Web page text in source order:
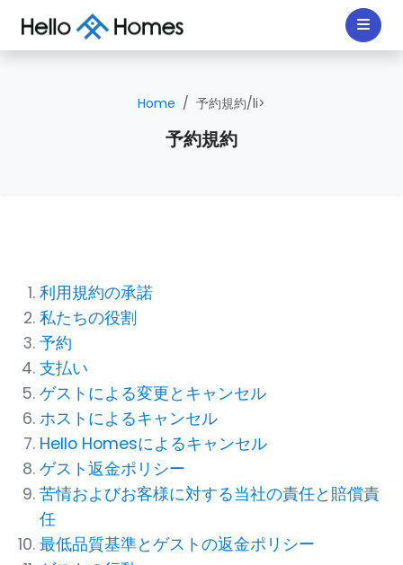
Home 予約規約/li>
予約規約
利用規約の承諾
私たちの役割
予約
支払い
ゲストによる変更とキャンセル
ホストによるキャンセル
Hello Homesによるキャンセル
ゲスト返金ポリシー
苦情およびお客様に対する当社の責任と賠償責
任
最低品質基準とゲストの返金ポリシー